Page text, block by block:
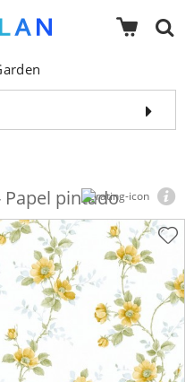
Papel pintado